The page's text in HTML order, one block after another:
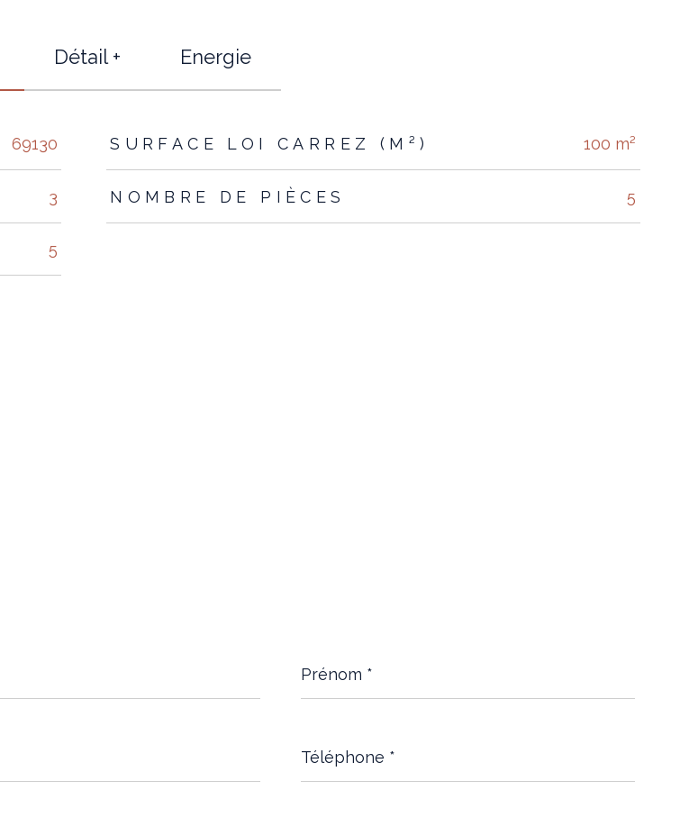
Détail + Energie
69130 SURFACE LOI CARREZ (M²) 100 m²
3 NOMBRE DE PIÈCES 5
5
*
*